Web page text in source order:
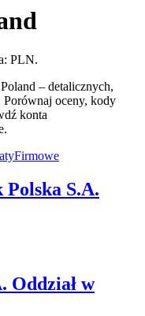
PLN.
– detalicznych,
oceny, kody
konta
Firmowe
S.A.
Oddział w